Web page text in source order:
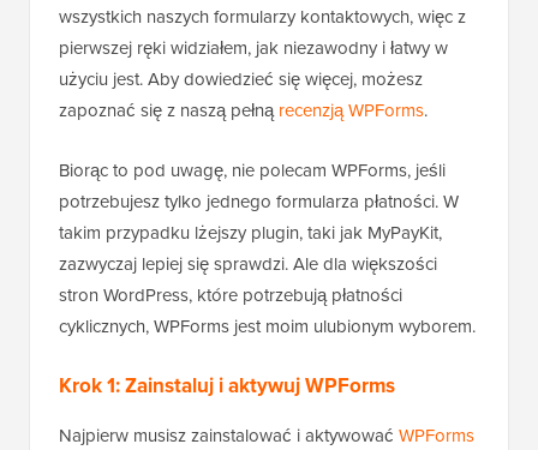
wszystkich naszych formularzy kontaktowych, więc z
pierwszej ręki widziałem, jak niezawodny i łatwy w
użyciu jest. Aby dowiedzieć się więcej, możesz
zapoznać się z naszą pełnąrecenzją WPForms.
Biorąc to pod uwagę, nie polecam WPForms, jeśli
potrzebujesz tylko jednego formularza płatności. W
takim przypadku lżejszy plugin, taki jak MyPayKit,
zazwyczaj lepiej się sprawdzi. Ale dla większości
stron WordPress, które potrzebują płatności
cyklicznych, WPForms jest moim ulubionym wyborem.
Krok 1: Zainstaluj i aktywuj WPForms
Najpierw musisz zainstalować i aktywować WPForms